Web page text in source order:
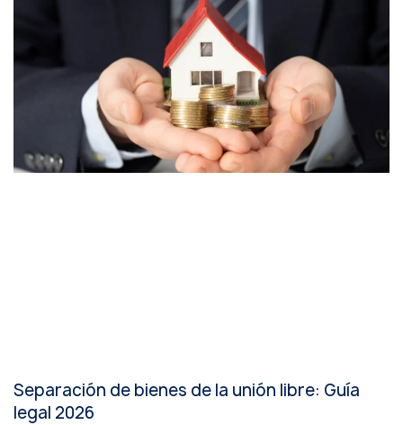
Separación de bienes de la unión libre: Guía
legal 2026